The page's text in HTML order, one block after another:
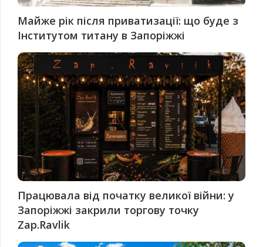
Майже рік після приватизації: що буде з
Інститутом титану в Запоріжжі
Працювала від початку великої війни: у
Запоріжжі закрили торгову точку
Zap.Ravlik